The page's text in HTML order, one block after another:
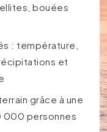
bouées
: température,
et
grâce à une
000 personnes